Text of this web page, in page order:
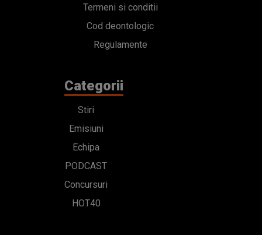
Termeni si conditii
Cod deontologic
Regulamente
Categorii
Stiri
Emisiuni
Echipa
PODCAST
Concursuri
HOT40